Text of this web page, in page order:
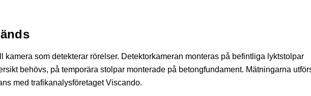
kamera som detekterar rörelser. Detektorkameran monteras på befintliga lyktstolpar
behövs, på temporära stolpar monterade på betongfundament. Mätningarna
med trafikanalysföretaget Viscando.